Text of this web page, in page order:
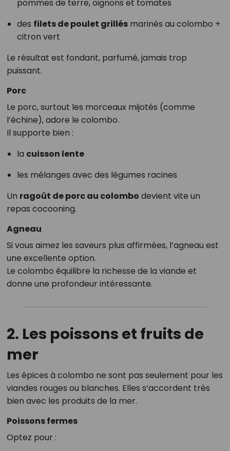
pommes de terre, oignons et tomates
des filets de poulet grillésmarinés au colombo +
citron vert
Le résultat est fondant, parfumé, jamais trop
puissant.
Porc
Le porc, surtout les morceaux mijotés (comme
l’échine), adore le colombo.
Il supporte bien :
la cuisson lente
les mélanges avec des légumes racines
Un ragoût de porc au colombo devient vite un
repas cocooning.
Agneau
Si vous aimez les saveurs plus affirmées, l’agneau est
une excellente option.
Le colombo équilibre la richesse de la viande et
donne une profondeur intéressante.
2. Les poissons et fruits de
mer
Les épices à colombo ne sont pas seulement pour les
viandes rouges ou blanches. Elles s’accordent très
bien avec les produits de la mer.
Poissons fermes
Optez pour :